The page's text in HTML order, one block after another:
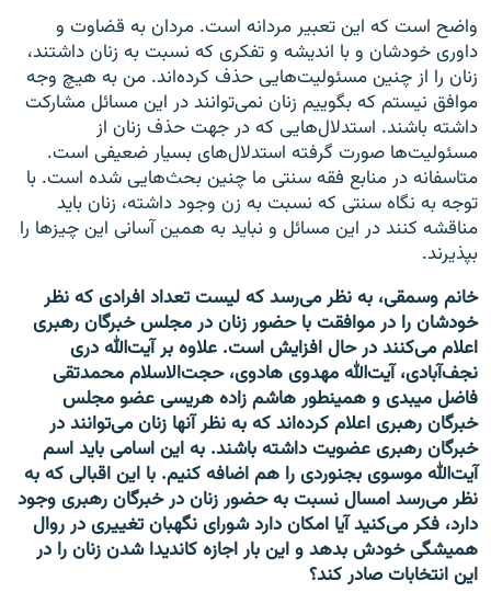
واضح است که این تعبیر مردانه است. مردان به قضاوت و
داوری خودشان و با اندیشه و تفکری که نسبت به زنان داشتند،
زنان را از چنین مسئولیت‌هایی حذف کرده‌اند. من به هیچ وجه
موافق نیستم که بگوییم زنان نمی‌توانند در این مسائل مشارکت
داشته باشند. استدلال‌هایی که در جهت حذف زنان از
مسئولیت‌ها صورت گرفته استدلال‌های بسیار ضعیفی است.
متاسفانه در منابع فقه سنتی ما چنین بحث‌هایی شده است. با
توجه به نگاه سنتی که نسبت به زن وجود داشته، زنان باید
مناقشه کنند در این مسائل و نباید به همین آسانی این چیزها را
بپذیرند.
خانم وسمقی، به نظر می‌رسد که لیست تعداد افرادی که نظر
خودشان را در موافقت با حضور زنان در مجلس خبرگان رهبری
اعلام می‌کنند در حال افزایش است. علاوه بر آیت‌الله دری
نجف‌آبادی، آیت‌الله مهدوی هادوی، حجت‌الاسلام محمدتقی
فاضل میبدی و همینطور هاشم زاده هریسی عضو مجلس
خبرگان رهبری اعلام کرده‌اند که به نظر آنها زنان می‌توانند در
خبرگان رهبری عضویت داشته باشند. به این اسامی باید اسم
آیت‌الله موسوی بجنوردی را هم اضافه کنیم. با این اقبالی که به
نظر می‌رسد امسال نسبت به حضور زنان در خبرگان رهبری وجود
دارد،‌ فکر می‌کنید آیا امکان دارد شورای نگهبان تغییری در روال
همیشگی خودش بدهد و این بار اجازه کاندیدا شدن زنان را در
این انتخابات صادر کند؟